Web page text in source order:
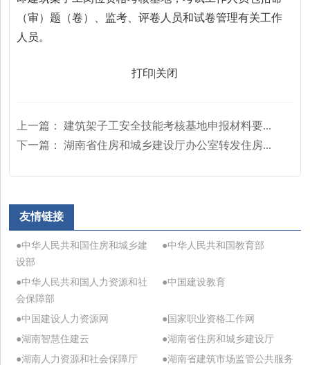
（审）题（卷）、监考、评卷人员和试卷管理有关工作
人员。
打印|关闭
上一篇：
建筑架子工安全技能考核基地申报材料要...
下一篇：
湖南省住房和城乡建设厅办公室转发住房...
友情链接
●中华人民共和国住房和城乡建
设部
●中华人民共和国教育部
●中华人民共和国人力资源和社
会保障部
●中国建设教育
●中国建设人力资源网
●国家职业资格工作网
●湖南智慧住建云
●湖南省住房和城乡建设厅
●湖南人力资源和社会保障厅
●湖南省建筑市场监管公共服务